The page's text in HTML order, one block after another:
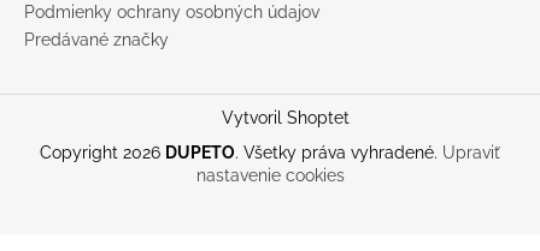
Podmienky ochrany osobných údajov
Predávané značky
Vytvoril Shoptet
Copyright 2026 DUPETO. Všetky práva vyhradené. Upraviť
nastavenie cookies